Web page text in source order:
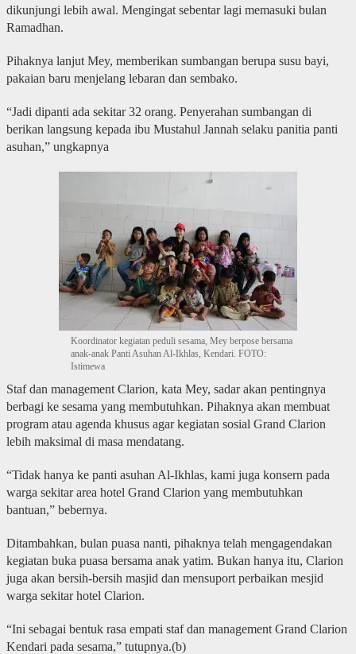
dikunjungi lebih awal. Mengingat sebentar lagi memasuki bulan
Ramadhan.
Pihaknya lanjut Mey, memberikan sumbangan berupa susu bayi,
pakaian baru menjelang lebaran dan sembako.
“Jadi dipanti ada sekitar 32 orang. Penyerahan sumbangan di
berikan langsung kepada ibu Mustahul Jannah selaku panitia panti
asuhan,” ungkapnya
Koordinator kegiatan peduli sesama, Mey berpose bersama
anak-anak Panti Asuhan Al-Ikhlas, Kendari. FOTO:
Istimewa
Staf dan management Clarion, kata Mey, sadar akan pentingnya
berbagi ke sesama yang membutuhkan. Pihaknya akan membuat
program atau agenda khusus agar kegiatan sosial Grand Clarion
lebih maksimal di masa mendatang.
“Tidak hanya ke panti asuhan Al-Ikhlas, kami juga konsern pada
warga sekitar area hotel Grand Clarion yang membutuhkan
bantuan,” bebernya.
Ditambahkan, bulan puasa nanti, pihaknya telah mengagendakan
kegiatan buka puasa bersama anak yatim. Bukan hanya itu, Clarion
juga akan bersih-bersih masjid dan mensuport perbaikan mesjid
warga sekitar hotel Clarion.
“Ini sebagai bentuk rasa empati staf dan management Grand Clarion
Kendari pada sesama,” tutupnya.(b)